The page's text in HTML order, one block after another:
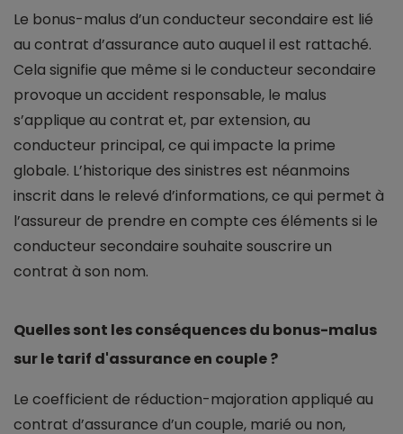
Le bonus-malus d’un conducteur secondaire est lié
au contrat d’assurance auto auquel il est rattaché.
Cela signifie que même si le conducteur secondaire
provoque un accident responsable, le malus
s’applique au contrat et, par extension, au
conducteur principal, ce qui impacte la prime
globale. L’historique des sinistres est néanmoins
inscrit dans le relevé d’informations, ce qui permet à
l’assureur de prendre en compte ces éléments si le
conducteur secondaire souhaite souscrire un
contrat à son nom.
Quelles sont les conséquences du bonus-malus
sur le tarif d'assurance en couple ?
Le coefficient de réduction-majoration appliqué au
contrat d’assurance d’un couple, marié ou non,